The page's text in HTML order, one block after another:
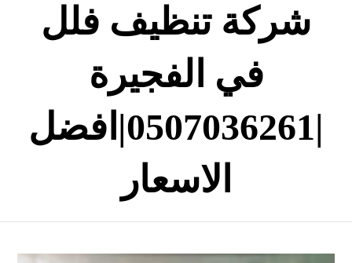
شركة تنظيف فلل
في الفجيرة
|0507036261|افضل
الاسعار